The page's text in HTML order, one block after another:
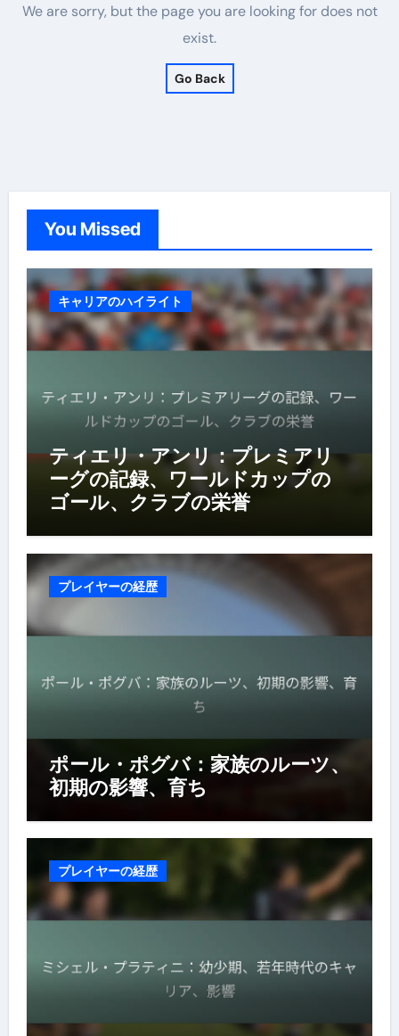
We are sorry, but the page you are looking for does not
exist.
Go Back
You Missed
キャリアのハイライト
ティエリ・アンリ：プレミアリ
ーグの記録、ワールドカップの
ゴール、クラブの栄誉
プレイヤーの経歴
ポール・ポグバ：家族のルーツ、
初期の影響、育ち
プレイヤーの経歴